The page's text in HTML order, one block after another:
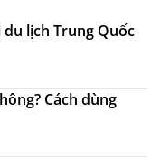
lịch Trung Quốc
Cách dùng